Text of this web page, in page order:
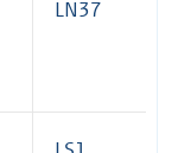
LN37